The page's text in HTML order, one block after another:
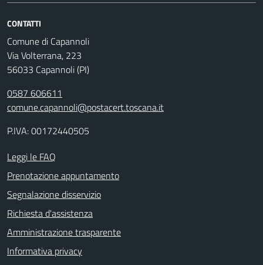
CONTATTI
Comune di Capannoli
Via Volterrana, 223
56033 Capannoli (PI)
0587 606611
comune.capannoli@postacert.toscana.it
P.IVA: 00172440505
Leggi le FAQ
Prenotazione appuntamento
Segnalazione disservizio
Richiesta d'assistenza
Amministrazione trasparente
Informativa privacy